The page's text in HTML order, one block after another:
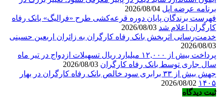
برنامه عرضه اپل
فهرست برندگان پایان دوره قرعه‌کشی طرح «فرالیگ» بانک رفاه
کارگران اعلام شد
خدمت‌رسانی اثربخش بانک رفاه کارگران به زائران اربعین حسینی
2026/08/03
پرداخت بیش از ۱۲,۰۰۰ میلیارد ریال تسهیلات ازدواج در تیر ماه
سال جاری توسط بانک رفاه کارگران
جهش بیش از ۳۳ برابری سود خالص بانک رفاه کارگران در بهار
۱۴۰۵
ثبت دیدگاه